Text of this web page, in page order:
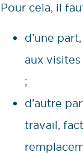
Pour cela, il
d’une
aux
;
d’autre
travail,